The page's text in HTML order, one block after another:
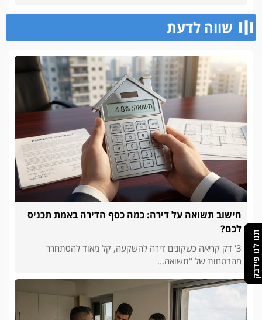
תנו לנו פידבק
שווה לדעת
חישוב תשואה על דירה: כמה כסף הדירה באמת תכניס
לכם?
3' דק קריאה כשקונים דירה להשקעה, קל מאוד להסתחרר
מהבטחות של "תשואה...